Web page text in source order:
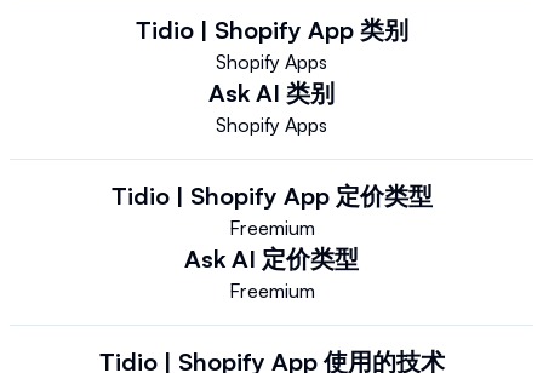
Tidio | Shopify App 类别
Shopify Apps
Ask AI 类别
Shopify Apps
Tidio | Shopify App 定价类型
Freemium
Ask AI 定价类型
Freemium
Tidio | Shopify App 使用的技术